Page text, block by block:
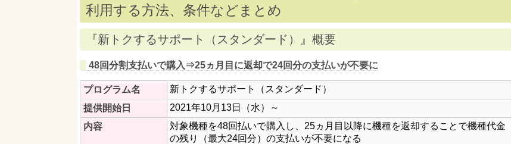
利用する方法、条件などまとめ
『新トクするサポート（スタンダード）』概要
48回分割支払いで購入⇒25ヵ月目に返却で24回分の支払いが不要に
プログラム名
新トクするサポート（スタンダード）
提供開始日
2021年10月13日（水）～
内容
対象機種を48回払いで購入し、25ヵ月目以降に機種を返却することで機種代金
の残り（最大24回分）の支払いが不要になる